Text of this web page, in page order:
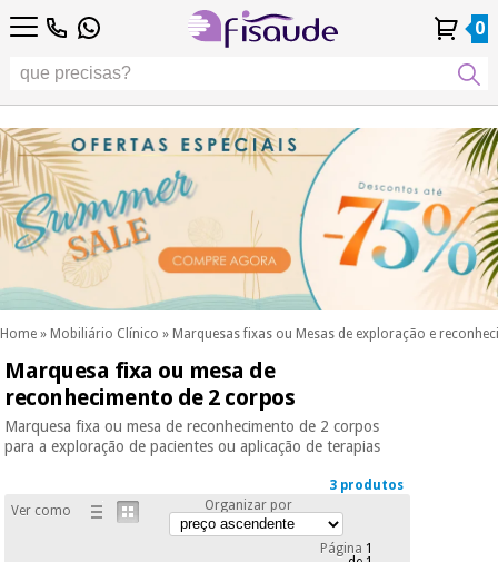
Pessoal
Encomendas
4,8 4,8
Diferenciais
Fisaude
Ocasião
SUMMER
SALE
Os
nossos
produtos
Kinefis
Novidades
Fisioterapia
Podología
Estética,
dermocosmética
e medicina
estética
Wellness,
qualidade
de vida e
cuidado
corporal
Odontología
Material
PT
DE
0
Home » Mobiliário Clínico » Marquesas fixas ou Mesas de exploração e
Pessoal
Encomendas
4,8
Diferenciais
Fisaude
Ocasião
SUMMER
SALE
Os
nossos
Fisioterapia
Estética,
dermocosmética
e medicina
estética
Wellness,
qualidade
cuidado
corporal
PT
DE
Marquesa fixa ou mesa de
reconhecimento de 2 corpos
Marquesa fixa ou mesa de reconhecimento de 2 corpos
para a exploração de pacientes ou aplicação de terapias
3 produtos
Ver como
Organizar por
Página 1